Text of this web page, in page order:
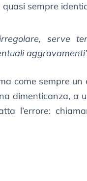
sempre
serve
aggravamenti
come sempre un
dimenticanza, a
l’errore: